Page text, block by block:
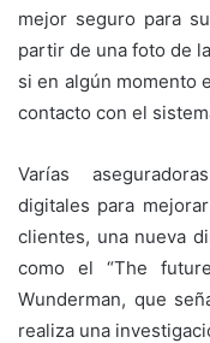
mejor seguro para
partir de una foto de
si en algún momento
contacto con el
Varías
digitales para
clientes, una nueva
como el “The
Wunderman, que
realiza una